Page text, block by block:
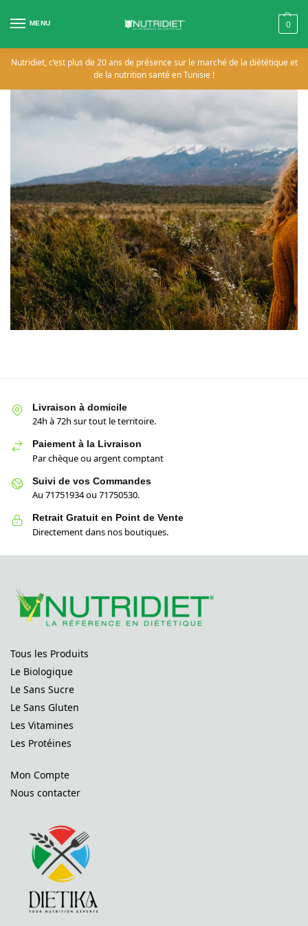
MENU 0
Nutridiet, c’est plus de 20 ans de présence sur le marché de la diététique et
de la nutrition santé en Tunisie !
Livraison à domicile
24h à 72h sur tout le territoire.
Paiement à la Livraison
Par chèque ou argent comptant
Suivi de vos Commandes
Au 71751934 ou 71750530.
Retrait Gratuit en Point de Vente
Directement dans nos boutiques.
Tous les Produits
Le Biologique
Le Sans Sucre
Le Sans Gluten
Les Vitamines
Les Protéines
Mon Compte
Nous contacter